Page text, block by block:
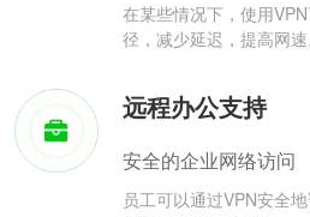
在某些情况下，使用
径，减少延迟，提高网速
远程办公支持
安全的企业网络访问
员工可以通过VPN安全